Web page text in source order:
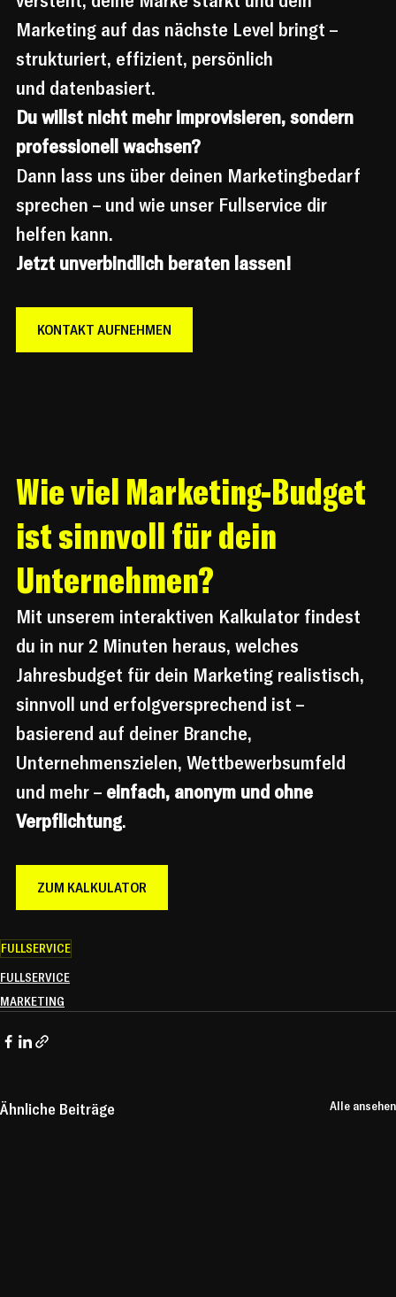
Marketing auf das nächste Level bringt –
strukturiert, effizient, persönlich
und datenbasiert.
Du willst nicht mehr improvisieren, sondern
professionell wachsen?
Dann lass uns über deinen Marketingbedarf
sprechen – und wie unser Fullservice dir
helfen kann.
Jetzt unverbindlich beraten lassen!
KONTAKT AUFNEHMEN
Wie viel Marketing-Budget
ist sinnvoll für dein
Unternehmen?
Mit unserem interaktiven Kalkulator findest
du in nur 2 Minuten heraus, welches
Jahresbudget für dein Marketing realistisch,
sinnvoll und erfolgversprechend ist –
basierend auf deiner Branche,
Unternehmenszielen, Wettbewerbsumfeld
und mehr – einfach, anonym und ohne
Verpflichtung.
ZUM KALKULATOR
FULLSERVICE
FULLSERVICE
MARKETING
Ähnliche Beiträge Alle ansehen